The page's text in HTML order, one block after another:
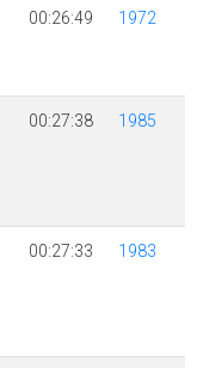
00:26:49 1972
00:27:38 1985
00:27:33 1983